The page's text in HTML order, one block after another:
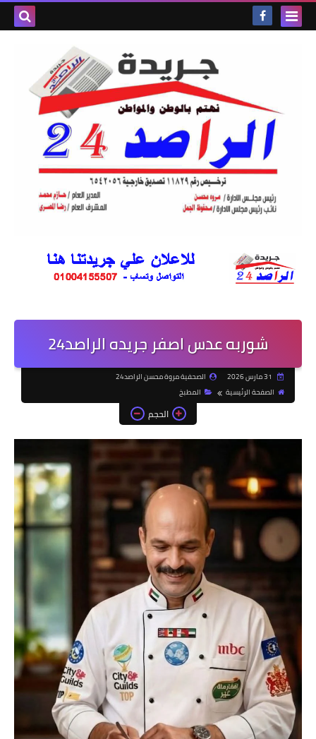
شوربه عدس اصفر جريده الراصد24
الصحفية مروة محسن الراصد24
الصفحة الرئيسية
المطبخ
الحجم